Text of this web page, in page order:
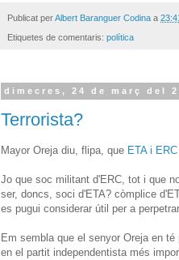
Publicat perAlbert Baranguer Codina a
Etiquetes de comentaris: política
dimecres, 24 de març del
Terrorista?
Mayor Oreja diu, flipa, que ETA i
Jo que soc militant d'ERC, tot i que
ser, doncs, soci d'ETA? còmplice
es pugui considerar útil per a
Em sembla que el senyor Oreja en
en el partit independentista més